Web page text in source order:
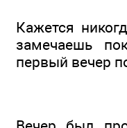
Кажется
замечаешь
первый вечер